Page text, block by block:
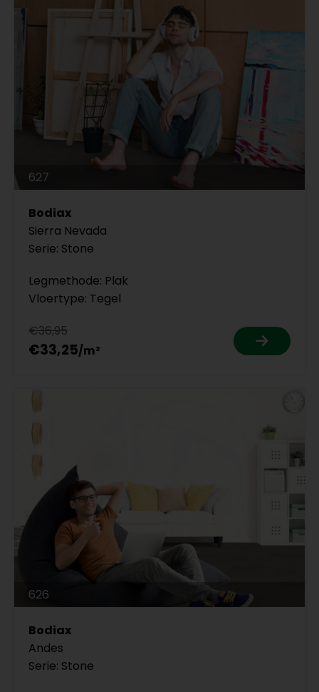
627
Bodiax
Sierra Nevada
Serie: Stone
Legmethode: Plak
Vloertype: Tegel
€36,95
€33,25
626
Bodiax
Andes
Serie: Stone